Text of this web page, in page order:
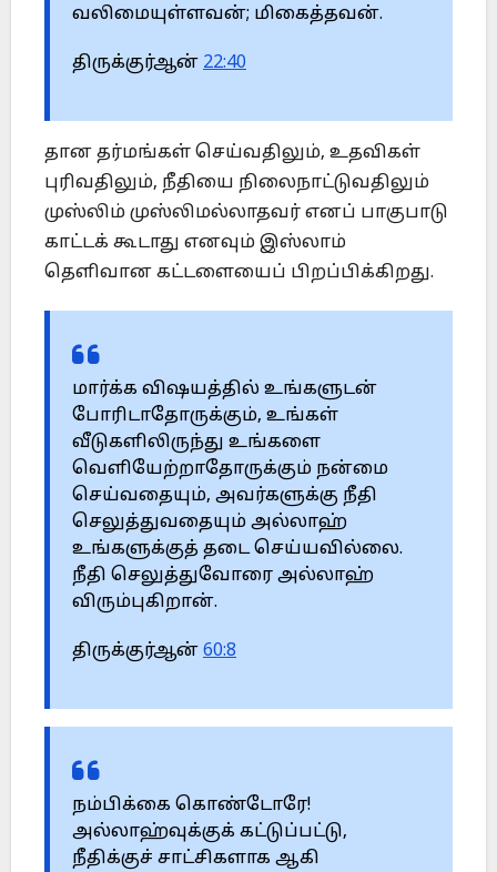
வலிமையுள்ளவன்; மிகைத்தவன்.
திருக்குர்ஆன் 22:40
தான தர்மங்கள் செய்வதிலும், உதவிகள்
புரிவதிலும், நீதியை நிலைநாட்டுவதிலும்
முஸ்லிம் முஸ்லிமல்லாதவர் எனப் பாகுபாடு
காட்டக் கூடாது எனவும் இஸ்லாம்
தெளிவான கட்டளையைப் பிறப்பிக்கிறது.
மார்க்க விஷயத்தில் உங்களுடன்
போரிடாதோருக்கும், உங்கள்
வீடுகளிலிருந்து உங்களை
வெளியேற்றாதோருக்கும் நன்மை
செய்வதையும், அவர்களுக்கு நீதி
செலுத்துவதையும் அல்லாஹ்
உங்களுக்குத் தடை செய்யவில்லை.
நீதி செலுத்துவோரை அல்லாஹ்
விரும்புகிறான்.
திருக்குர்ஆன் 60:8
நம்பிக்கை கொண்டோரே!
அல்லாஹ்வுக்குக் கட்டுப்பட்டு,
நீதிக்குச் சாட்சிகளாக ஆகி